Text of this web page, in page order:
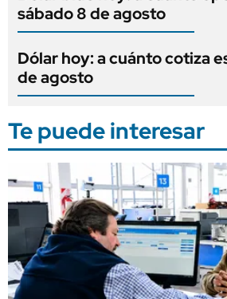
sábado 8 de agosto
Dólar hoy: a cuánto cotiza
de agosto
Te puede interesar